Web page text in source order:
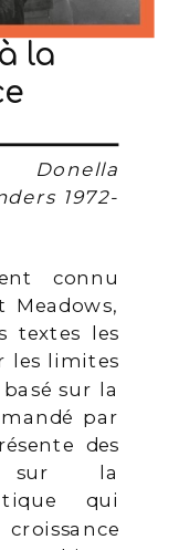
la
Donella
1972-
connu
Meadows,
textes les
les limites
sur la
par
des
sur la
qui